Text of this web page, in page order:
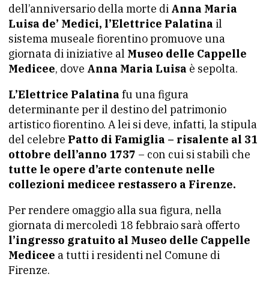
dell’anniversario della morte di Anna Maria
Luisa de’ Medici, l’Elettrice Palatina il
sistema museale fiorentino promuove una
giornata di iniziative al Museo delle Cappelle
Medicee, dove Anna Maria Luisa è sepolta.
L’Elettrice Palatina fu una figura
determinante per il destino del patrimonio
artistico fiorentino. A lei si deve, infatti, la stipula
del celebre Patto di Famiglia – risalente al 31
ottobre dell’anno 1737 – con cui si stabilì che
tutte le opere d’arte contenute nelle
collezioni medicee restassero a Firenze.
Per rendere omaggio alla sua figura, nella
giornata di mercoledì 18 febbraio sarà offerto
l’ingresso gratuito al Museo delle Cappelle
Medicee a tutti i residenti nel Comune di
Firenze.